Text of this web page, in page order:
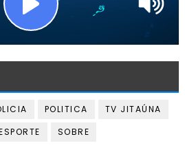
POLITICA
TV JITAÚNA
SOBRE